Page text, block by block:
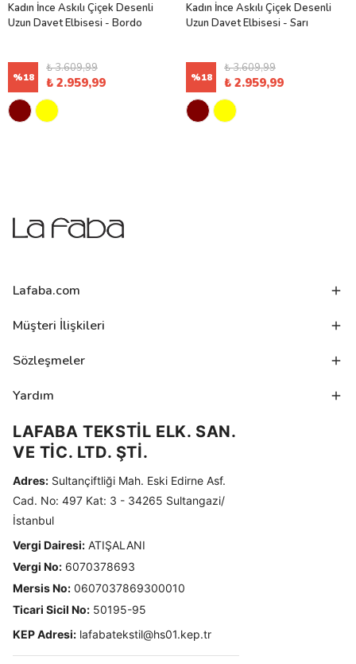
Kadın İnce Askılı Çiçek Desenli
Uzun Davet Elbisesi - Bordo
%18
₺ 3.609,99
₺ 2.959,99
Kadın İnce Askılı Çiçek Desenli
Uzun Davet Elbisesi - Sarı
%18
₺ 3.609,99
₺ 2.959,99
Lafaba.com
Müşteri İlişkileri
Sözleşmeler
Yardım
LAFABA TEKSTİL ELK. SAN.
VE TİC. LTD. ŞTİ.
Adres: Sultançiftliği Mah. Eski Edirne Asf.
Cad. No: 497 Kat: 3 - 34265 Sultangazi/
İstanbul
Vergi Dairesi: ATIŞALANI
Vergi No: 6070378693
Mersis No: 0607037869300010
Ticari Sicil No: 50195-95
KEP Adresi: lafabatekstil@hs01.kep.tr